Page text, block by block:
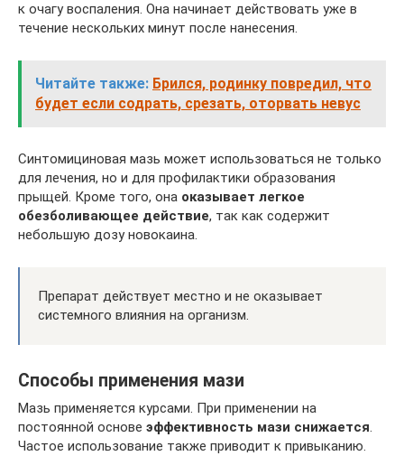
к очагу воспаления. Она начинает действовать уже в
течение нескольких минут после нанесения.
Читайте также: Брился, родинку повредил, что
будет если содрать, срезать, оторвать невус
Синтомициновая мазь может использоваться не только
для лечения, но и для профилактики образования
прыщей. Кроме того, она оказывает легкое
обезболивающее действие, так как содержит
небольшую дозу новокаина.
Препарат действует местно и не оказывает
системного влияния на организм.
Способы применения мази
Мазь применяется курсами. При применении на
постоянной основе эффективность мази снижается.
Частое использование также приводит к привыканию.